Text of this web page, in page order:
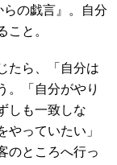
の戯言』。自分
こと。
たら、「自分は
。「自分がやり
しも一致しな
っていたい」
のところへ行っ